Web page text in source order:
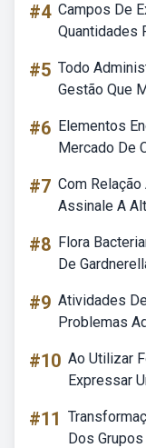
#4 Campos De
Quantidades
#5 Todo
Gestão Que
#6 Elementos
Mercado De
#7 Com
Assinale A
#8 Flora
De
#9 Atividades
Problemas
#10 Ao Utilizar
Expressar
#11
Dos